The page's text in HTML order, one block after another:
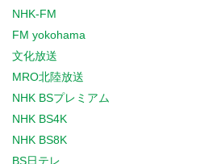
NHK-FM
FM yokohama
文化放送
MRO北陸放送
NHK BSプレミアム
NHK BS4K
NHK BS8K
BS日テレ